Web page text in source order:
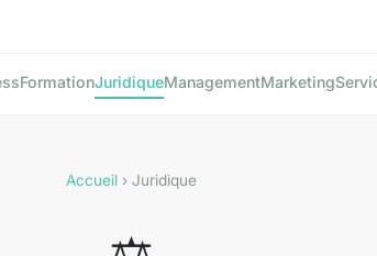
FormationJuridiqueManagementMarketing
Accueil› Juridique